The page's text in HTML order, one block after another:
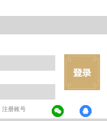
注册账号